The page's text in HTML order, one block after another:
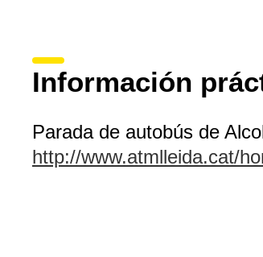
Información
Parada de autobús de
http://www.atmlleida.cat/